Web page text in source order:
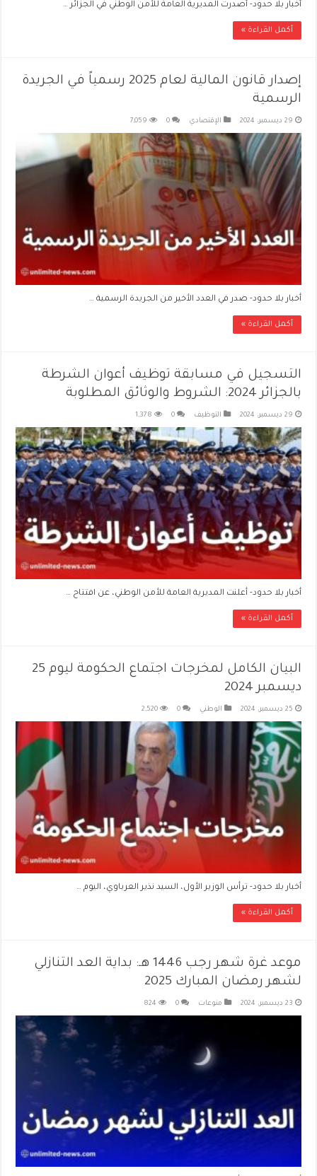
أخبار بلا حدود- أصدرت المديرية العامة للأمن الوطني في الجزائر …
أكمل القراءة »
إصدار قانون المالية لعام 2025 رسمياً في الجريدة
الرسمية
29 ديسمبر، 2024 الإقتصادي 0
7,059
أخبار بلا حدود- صدر في العدد الأخير من الجريدة الرسمية …
أكمل القراءة »
التسجيل في مسابقة توظيف أعوان الشرطة
بالجزائر 2024: الشروط والوثائق المطلوبة
29 ديسمبر، 2024 التوظيف 0
1,378
أخبار بلا حدود- أعلنت المديرية العامة للأمن الوطني، عن افتتاح …
أكمل القراءة »
البيان الكامل لمخرجات اجتماع الحكومة ليوم 25
ديسمبر 2024
25 ديسمبر، 2024 الوطني 0
2,520
أخبار بلا حدود- ترأس الوزير الأول، السيد نذير العرباوي، اليوم …
أكمل القراءة »
موعد غرة شهر رجب 1446 هـ: بداية العد التنازلي
لشهر رمضان المبارك 2025
23 ديسمبر، 2024 منوعات 0
824